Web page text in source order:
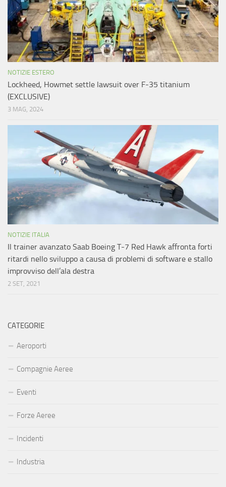
NOTIZIE ESTERO
Lockheed, Howmet settle lawsuit over F-35 titanium
(EXCLUSIVE)
3 MAG, 2024
NOTIZIE ITALIA
Il trainer avanzato Saab Boeing T-7 Red Hawk affronta forti
ritardi nello sviluppo a causa di problemi di software e stallo
improvviso dell’ala destra
2 SET, 2021
CATEGORIE
Aeroporti
Compagnie Aeree
Eventi
Forze Aeree
Incidenti
Industria